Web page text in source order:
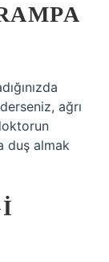
ağrı
duş almak